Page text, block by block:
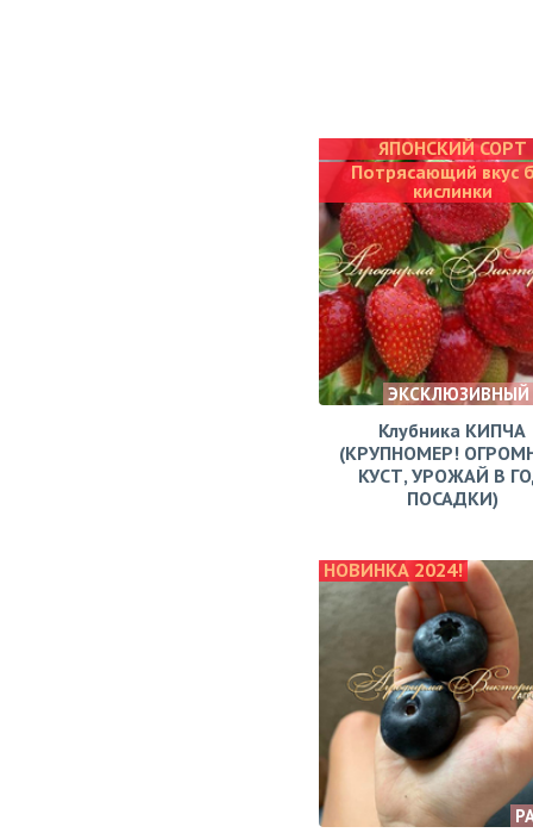
ЯПОНСКИЙ СОРТ
Потрясающий вкус
кислинки
ЭКСКЛЮЗИВНЫЙ
Клубника КИПЧА
(КРУПНОМЕР!
КУСТ, УРОЖАЙ В
ПОСАДКИ)
НОВИНКА 2024!